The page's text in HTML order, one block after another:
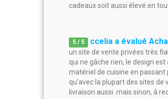
cadeaux soit aussi élevé.en
5 / 5 ccelia a évalué
un site de vente privées très
qui ne gâche rien, le design
matériel de cuisine en
qu'avec la plupart des sites de
livraison aussi. mais sinon, à